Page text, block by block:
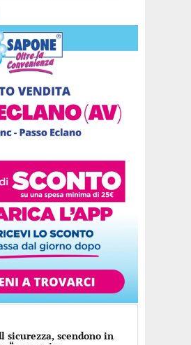
sicurezza, scendono in